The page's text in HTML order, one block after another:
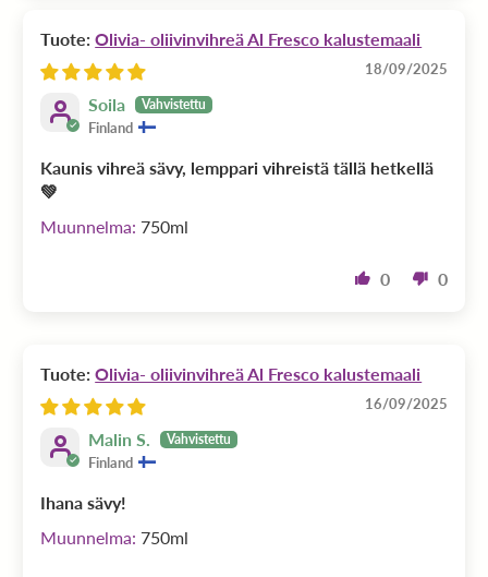
Olivia- oliivinvihreä Al Fresco kalustemaali
18/09/2025
Soila
Finland
Kaunis vihreä sävy, lemppari vihreistä tällä hetkellä
💚
750ml
0 0
Olivia- oliivinvihreä Al Fresco kalustemaali
16/09/2025
Malin S.
Finland
Ihana sävy!
750ml